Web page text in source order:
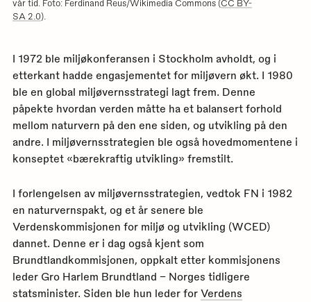
vår tid. Foto: Ferdinand Reus/Wikimedia Commons (CC BY-
SA 2.0).
I 1972 ble miljøkonferansen i Stockholm avholdt, og i
etterkant hadde engasjementet for miljøvern økt. I 1980
ble en global miljøvernsstrategi lagt frem. Denne
påpekte hvordan verden måtte ha et balansert forhold
mellom naturvern på den ene siden, og utvikling på den
andre. I miljøvernsstrategien ble også hovedmomentene i
konseptet «bærekraftig utvikling» fremstilt.
I forlengelsen av miljøvernsstrategien, vedtok FN i 1982
en naturvernspakt, og et år senere ble
Verdenskommisjonen for miljø og utvikling (WCED)
dannet. Denne er i dag også kjent som
Brundtlandkommisjonen, oppkalt etter kommisjonens
leder Gro Harlem Brundtland – Norges tidligere
statsminister. Siden ble hun leder for Verdens